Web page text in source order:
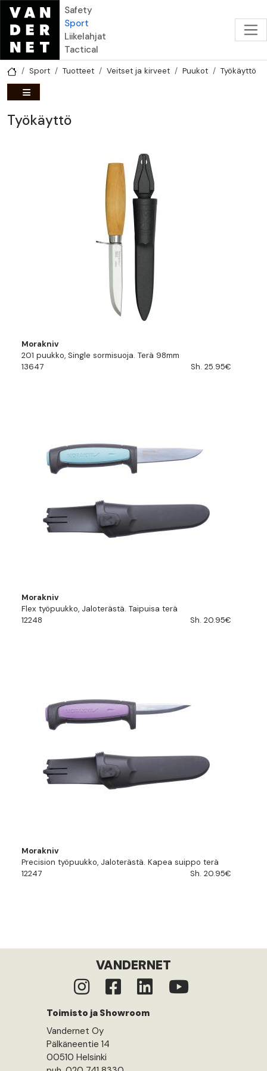
Hyppää pääsisältöön
Safety
Sport
Liikelahjat
Tactical
Sport Tuotteet Veitset ja kirveet Puukot Työkäyttö
Työkäyttö
Morakniv
201 puukko, Single sormisuoja. Terä 98mm
13647
Sh. 25.95€
Morakniv
Flex työpuukko, Jaloterästä. Taipuisa terä
12248
Sh. 20.95€
Morakniv
Precision työpuukko, Jaloterästä. Kapea suippo terä
12247
Sh. 20.95€
VANDERNET
Toimisto ja Showroom
Vandernet Oy
Pälkäneentie 14
00510 Helsinki